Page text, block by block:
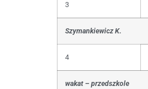
3
Szymankiewicz K.
4
wakat – przedszkole